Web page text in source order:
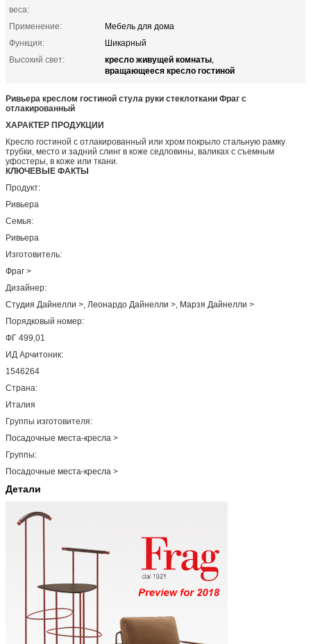
веса:
Применение:
Мебель для дома
Функция:
Шикарный
Высокий свет:
кресло живущей комнаты,
вращающееся кресло гостиной
Ривьера креслом гостиной стула руки стеклоткани Фраг с
отлакированный
ХАРАКТЕР ПРОДУКЦИИ
Кресло гостиной с отлакированный или хром покрыло стальную рамку
трубки, место и задний слинг в коже седловины, валиках с съемным
уфостеры, в коже или ткани.
КЛЮЧЕВЫЕ ФАКТЫ
Продукт:
Ривьера
Семья:
Ривьера
Изготовитель:
Фраг >
Дизайнер:
Студия Дайнелли >, Леонардо Дайнелли >, Марзя Дайнелли >
Порядковый номер:
ФГ 499,01
ИД Арчитоник:
1546264
Страна:
Италия
Группы изготовителя:
Посадочные места-кресла >
Группы:
Посадочные места-кресла >
Детали